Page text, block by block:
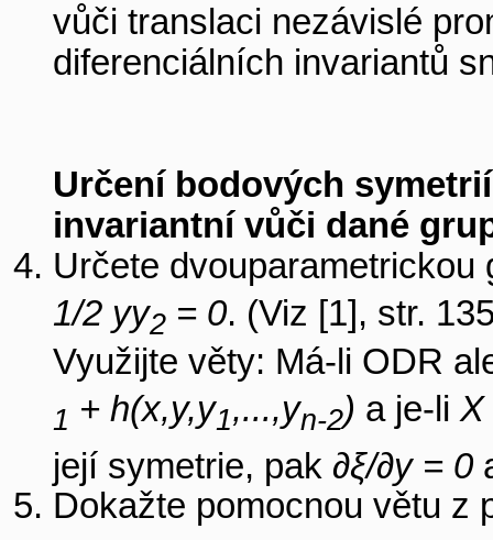
vůči translaci nezávislé
diferenciálních invariantů
Určení bodových
invariantní vůči dané
Určete
1/2 yy2 = 0. (Viz [1], str.
Využijte věty: Má-li ODR
1 + h(x,y,y1,...,yn-2) a je-li X
její symetrie, pak ∂ξ/∂y = 0
Dokažte pomocnou větu z